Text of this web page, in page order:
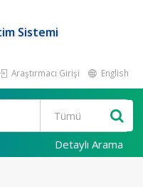
Sistemi
Araştırmacı Girişi English
Detaylı Arama